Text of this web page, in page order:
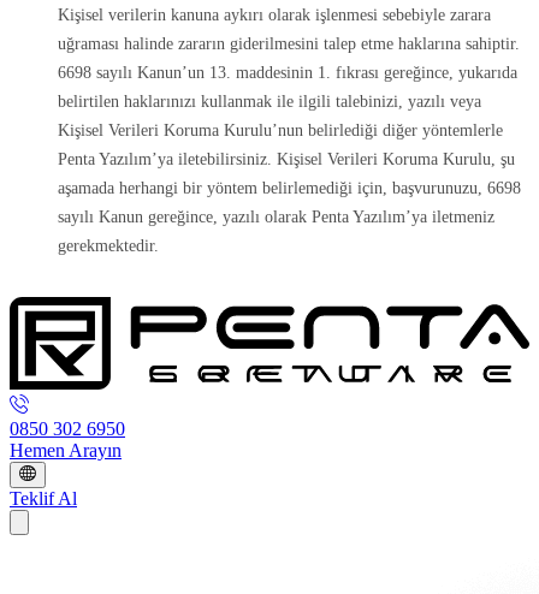
Kişisel verilerin kanuna aykırı olarak işlenmesi sebebiyle zarara
uğraması halinde zararın giderilmesini talep etme haklarına sahiptir.
6698 sayılı Kanun’un 13. maddesinin 1. fıkrası gereğince, yukarıda
belirtilen haklarınızı kullanmak ile ilgili talebinizi, yazılı veya
Kişisel Verileri Koruma Kurulu’nun belirlediği diğer yöntemlerle
Penta Yazılım’ya iletebilirsiniz. Kişisel Verileri Koruma Kurulu, şu
aşamada herhangi bir yöntem belirlemediği için, başvurunuzu, 6698
sayılı Kanun gereğince, yazılı olarak Penta Yazılım’ya iletmeniz
gerekmektedir.
0850 302 6950
Hemen Arayın
Teklif Al